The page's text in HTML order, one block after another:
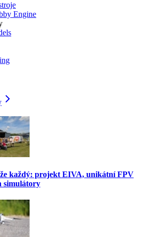
Engine
každý: projekt EIVA, unikátní FPV
simulátory